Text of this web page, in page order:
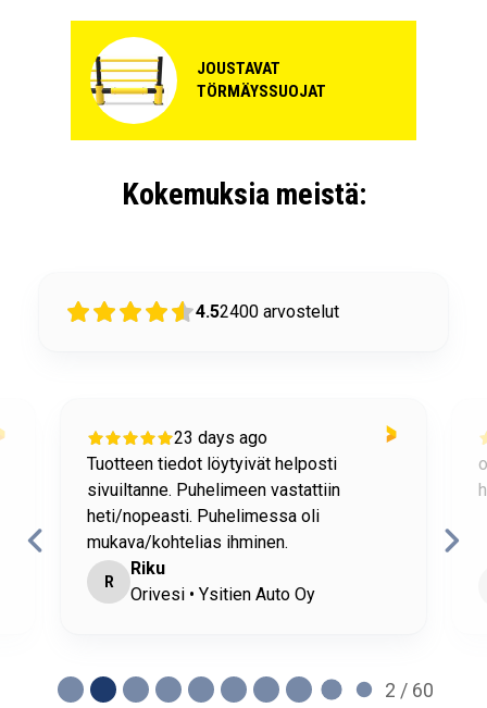
JOUSTAVAT
TÖRMÄYSSUOJAT
Kokemuksia meistä:
4.52400 arvostelut
23 days ago
Tuotteen tiedot löytyivät helposti
sivuiltanne. Puhelimeen vastattiin
heti/nopeasti. Puhelimessa oli
mukava/kohtelias ihminen.
R
Riku
Orivesi • Ysitien Auto Oy
2 / 60